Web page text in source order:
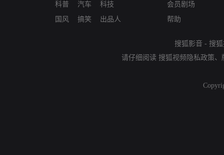
科普
国风
汽车
搞笑
科技
出品人
会员剧场
帮助
搜狐影音 - 搜
请仔细阅读 搜狐视频隐私政策、